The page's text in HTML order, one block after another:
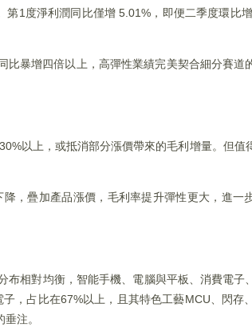
1度淨利潤同比僅增 5.01%，即便二季度環比增
暴增四倍以上，高彈性業績完美契合細分賽道
以上，或抵消部分漲價帶來的毛利增量。但值
，疊加產品漲價，毛利率提升彈性更大，進一
相對均衡，智能手機、電腦與平板、消費電子
，占比在67%以上，且其特色工藝MCU、閃存
注。